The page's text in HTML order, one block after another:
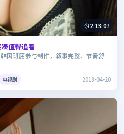
2:13:07
值得追看
国班底参与制作，叙事完整、节奏舒
电视剧 2018-04-20